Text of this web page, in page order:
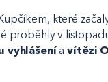
které
proběhly v
vyhlášeníavítězi